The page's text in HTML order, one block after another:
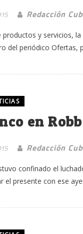
Redacción
productos y servicios,
del periódico Ofertas,
en
Redacción
confinado el
el presente con ese